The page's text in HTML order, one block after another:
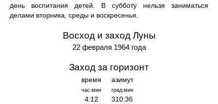
день воспитания детей. В субботу нельзя заниматься
делами вторника, среды и воскресенья.
Восход и заход Луны
22 февраля 1964 года
Заход за горизонт
время
час:мин
4:12
азимут
град:мин
310:36